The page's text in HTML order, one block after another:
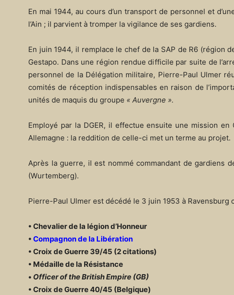
En mai 1944, au cours d’un transport de personnel et
l’Ain ; il parvient à tromper la vigilance de ses gardiens.
En juin 1944, il remplace le chef de la SAP de R6 (région
Gestapo. Dans une région rendue difficile par suite de
personnel de la Délégation militaire, Pierre-Paul Ulmer
comités de réception indispensables en raison de
unités de maquis du groupe « Auvergne ».
Employé par la DGER, il effectue ensuite une mission
Allemagne : la reddition de celle-ci met un terme au projet.
Après la guerre, il est nommé commandant de gardiens
(Wurtemberg).
Pierre-Paul Ulmer est décédé le 3 juin 1953 à Ravensburg
• Chevalier de la légion d’Honneur
• Compagnon de la Libération
• Croix de Guerre 39/45 (2 citations)
• Médaille de la Résistance
• Officer of the British Empire (GB)
• Croix de Guerre 40/45 (Belgique)